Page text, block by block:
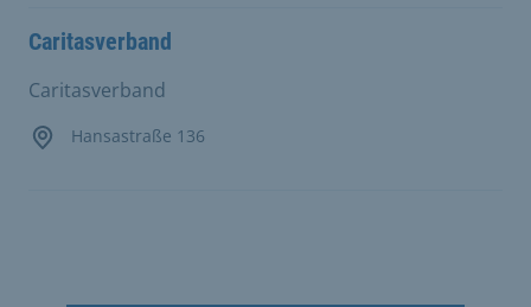
Caritasverband
Caritasverband
Hansastraße 136